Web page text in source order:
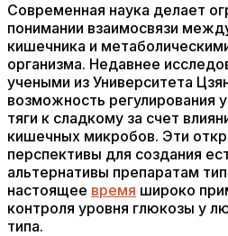
Современная наука делает
понимании взаимосвязи
кишечника и
организма. Недавнее
учеными из Университета
возможность регулирования
тяги к сладкому за счет
кишечных микробов. Эти
перспективы для создания
альтернативы препаратам
настоящее время широко
контроля уровня глюкозы у
типа.